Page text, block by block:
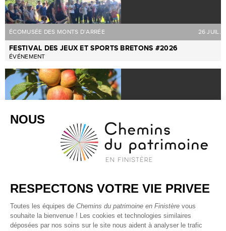
ÉCOMUSÉE DES MONTS D’ARRÉE 26 JUIL.
FESTIVAL DES JEUX ET SPORTS BRETONS #2026
ÉVÉNEMENT
ÉCOMUSÉE DES MONTS D’ARRÉE
FÊTE DE LA POMME, DU MIEL ET DES CHAMPIGNONS
RECRUTEMENT
PARTENAIRES